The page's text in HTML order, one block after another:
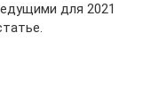
для 2021